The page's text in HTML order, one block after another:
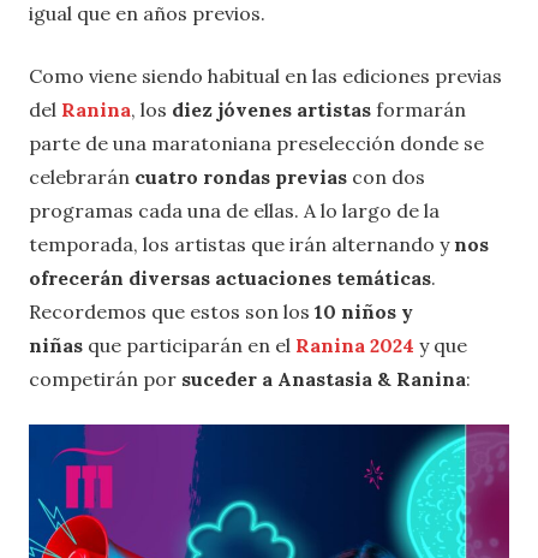
igual que en años previos.
Como viene siendo habitual en las ediciones previas
del Ranina, los diez jóvenes artistas formarán
parte de una maratoniana preselección donde se
celebrarán cuatro rondas previas con dos
programas cada una de ellas. A lo largo de la
temporada, los artistas que irán alternando ynos
ofrecerán diversas actuaciones temáticas.
Recordemos que estos son los 10 niños y
niñas que participarán en el Ranina 2024 y que
competirán por suceder a Anastasia & Ranina: